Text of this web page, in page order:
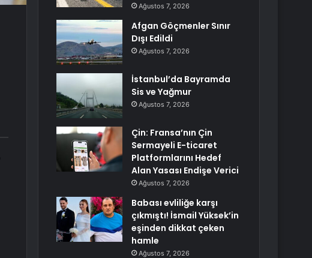
Ağustos 7, 2026
Afgan Göçmenler Sınır
Dışı Edildi
Ağustos 7, 2026
İstanbul’da Bayramda
Sis ve Yağmur
Ağustos 7, 2026
Çin: Fransa’nın Çin
Sermayeli E-ticaret
Platformlarını Hedef
Alan Yasası Endişe Verici
Ağustos 7, 2026
Babası evliliğe karşı
çıkmıştı! İsmail Yüksek’in
eşinden dikkat çeken
hamle
Ağustos 7, 2026